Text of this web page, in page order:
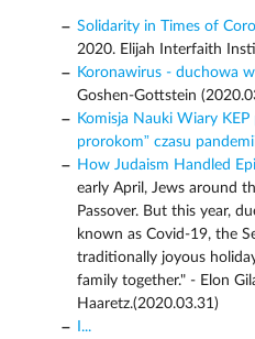
Solidarity in Times of
2020. Elijah Interfaith
Koronawirus - duchowa
Goshen-Gottstein
Komisja Nauki Wiary
prorokom” czasu
How Judaism Handled
early April, Jews around
Passover. But this year,
known as Covid-19, the
traditionally joyous
family together." - Elon
Haaretz.(2020.03.31)
I...